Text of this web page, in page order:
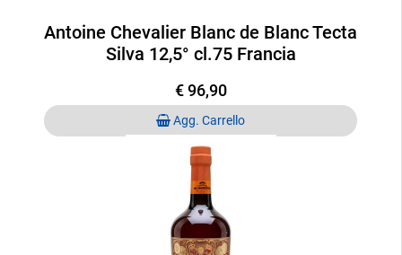
Antoine Chevalier Blanc de Blanc Tecta
Silva 12,5° cl.75 Francia
€ 96,90
Quantità
Agg. Carrello